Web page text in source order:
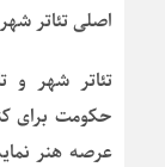
اصلی تئاتر
تئاتر شهر و
حکومت برای
عرصه هنر